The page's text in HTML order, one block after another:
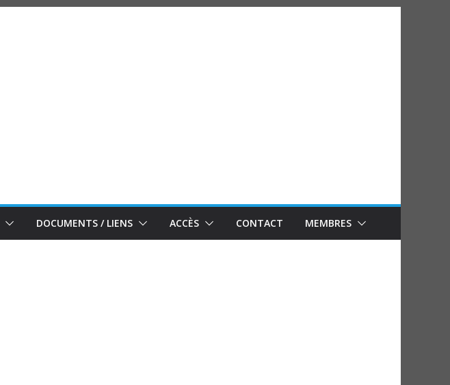
DOCUMENTS / LIENS ACCÈS CONTACT MEMBRES